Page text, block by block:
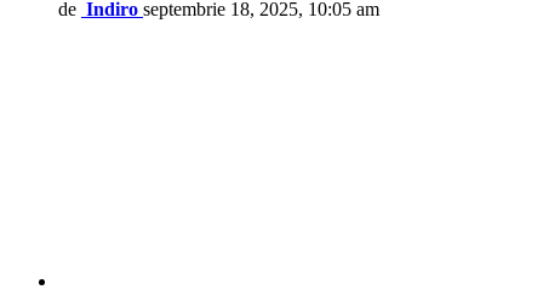
de Indiro septembrie 18, 2025, 10:05 am